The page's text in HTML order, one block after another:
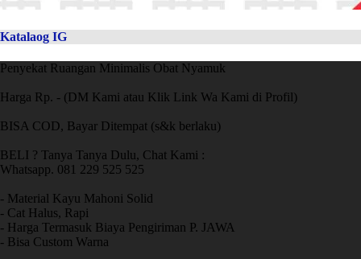
Katalaog IG
Penyekat Ruangan Minimalis Obat Nyamuk
Harga Rp. - (DM Kami atau Klik Link Wa Kami di Profil)
BISA COD, Bayar Ditempat (s&k berlaku)
BELI ? Tanya Tanya Dulu, Chat Kami :
Whatsapp. 081 229 525 525
- Material Kayu Mahoni Solid
- Cat Halus, Rapi
- Harga Termasuk Biaya Pengiriman P. JAWA
- Bisa Custom Warna